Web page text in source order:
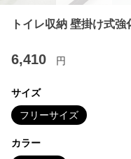
トイレ収納 壁掛け式
6,410 円
サイズ
フリーサイズ
カラー